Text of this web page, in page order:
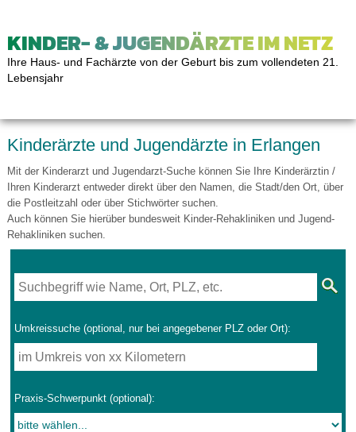
KINDER- & JUGENDÄRZTE IM NETZ
Ihre Haus- und Fachärzte von der Geburt bis zum vollendeten 21.
Lebensjahr
Kinderärzte und Jugendärzte in Erlangen
Mit der Kinderarzt und Jugendarzt-Suche können Sie Ihre Kinderärztin /
Ihren Kinderarzt entweder direkt über den Namen, die Stadt/den Ort, über
die Postleitzahl oder über Stichwörter suchen.
Auch können Sie hierüber bundesweit Kinder-Rehakliniken und Jugend-
Rehakliniken suchen.
Umkreissuche (optional, nur bei angegebener PLZ oder Ort):
Praxis-Schwerpunkt (optional):